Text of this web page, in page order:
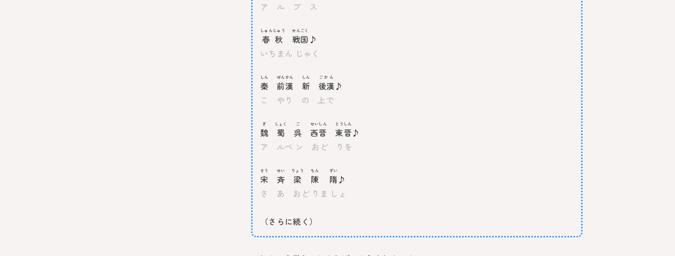
ア ル プ ス
春秋
しゅんじゅう
戦国
せんごく
♪
いちまん じゃく
秦
しん
前漢
ぜんかん
新
しん
後漢
ごかん
♪
こ やり の 上で
魏
ぎ
蜀
しょく
呉
ご
西晋
せいしん
東晋
とうしん
♪
ア ルペ ン おど りを
宋
そう
斉
せい
梁
りょう
陳
ちん
隋
ずい
♪
さ あ おど りま しょ
（さらに続く）